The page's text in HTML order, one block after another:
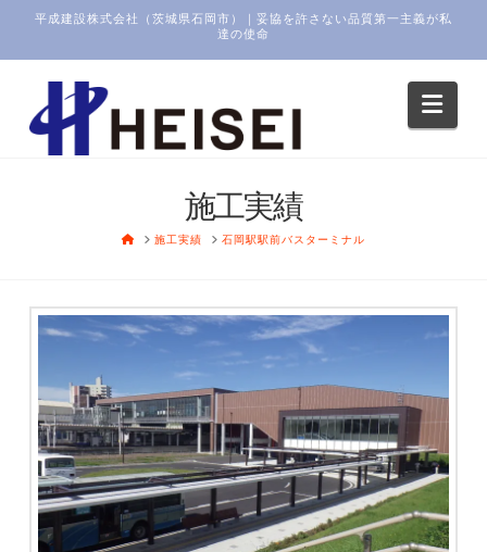
平成建設株式会社（茨城県石岡市）｜妥協を許さない品質第一主義が私
達の使命
施工実績
HOME施工実績 石岡駅駅前バスターミナル